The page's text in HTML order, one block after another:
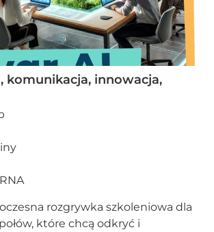
komunikacja, innowacja,
rozgrywka szkoleniowa dla
które chcą odkryć i